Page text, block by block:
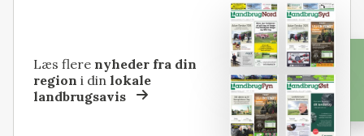
Læs flere nyheder fra din
region i dinlokale
landbrugsavis